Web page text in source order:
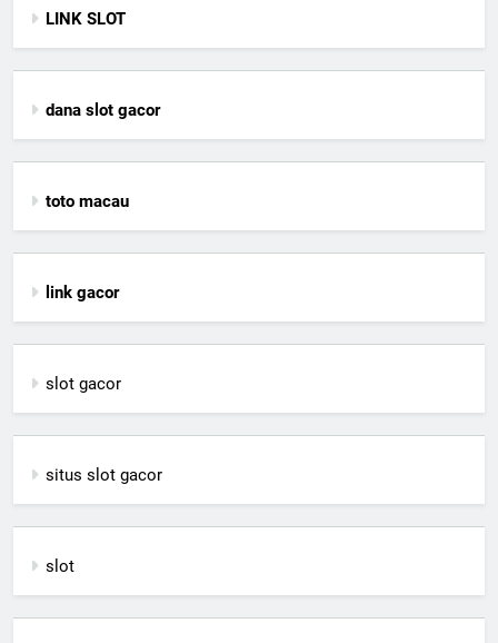
LINK SLOT
dana slot gacor
toto macau
link gacor
slot gacor
situs slot gacor
slot